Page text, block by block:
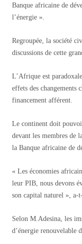
Banque africaine de
l’énergie ».
Regroupée, la société
discussions de cette
L’Afrique est
effets des changements
financement afférent.
Le continent doit
devant les membres de
la Banque africaine de
« Les économies
leur PIB, nous devons
son capital naturel », a-
Selon M.Adesina, les
d’énergie renouvelable